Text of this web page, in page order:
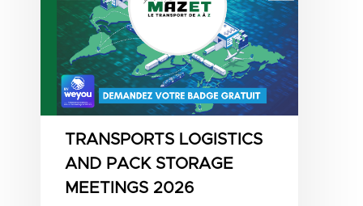
TRANSPORTS LOGISTICS
AND PACK STORAGE
MEETINGS 2026